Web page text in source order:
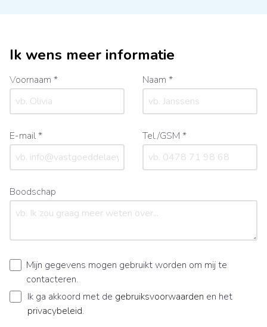
Ik wens meer informatie
Voornaam * Naam *
E-mail * Tel./GSM *
Boodschap
Mijn gegevens mogen gebruikt worden om mij te
contacteren.
Ik ga akkoord met de gebruiksvoorwaarden en het
privacybeleid.